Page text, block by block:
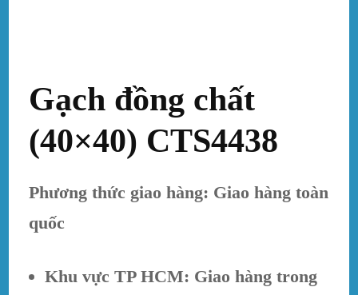
Gạch đồng chất
(40×40) CTS4438
Phương thức giao hàng: Giao hàng toàn
quốc
Khu vực TP HCM: Giao hàng trong